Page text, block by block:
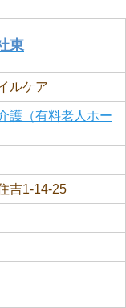
東
ルケア
護（有料老人ホー
吉1-14-25